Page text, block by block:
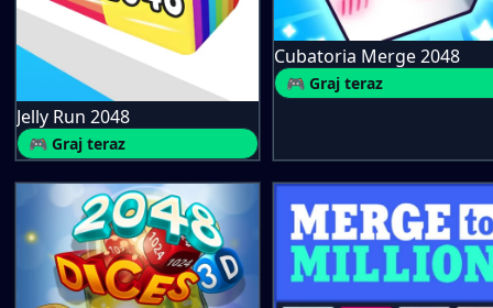
Jelly Run 2048
🎮 Graj teraz
Cubatoria Merge 2048
🎮 Graj teraz